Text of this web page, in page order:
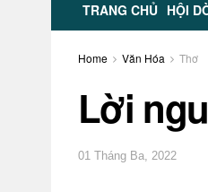
TRANG CHỦ HỘI
Home Văn Hóa Thơ
Lời
01 Tháng Ba, 2022